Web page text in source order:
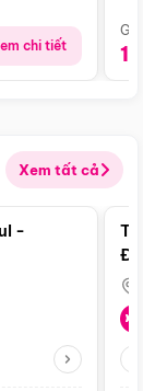
chi tiết
Xem tất cả
nổi bật
-